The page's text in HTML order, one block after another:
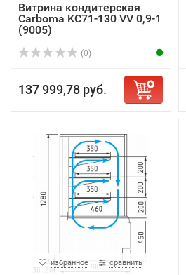
Витрина кондитерская
Carboma KC71-130 VV 0,9-1
(9005)
(0)
137 999,78 руб.
избранное сравнить